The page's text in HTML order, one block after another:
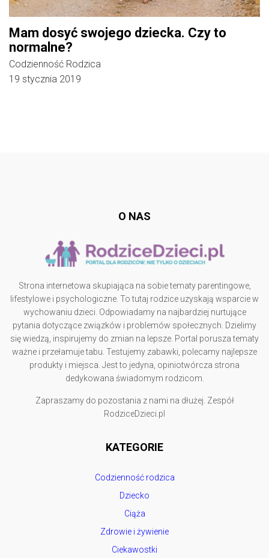
Mam dosyć swojego dziecka. Czy to
normalne?
Codzienność Rodzica
19 stycznia 2019
O NAS
Strona internetowa skupiająca na sobie tematy parentingowe,
lifestylowe i psychologiczne. To tutaj rodzice uzyskają wsparcie w
wychowaniu dzieci. Odpowiadamy na najbardziej nurtujące
pytania dotyczące związków i problemów społecznych. Dzielimy
się wiedzą, inspirujemy do zmian na lepsze. Portal porusza tematy
ważne i przełamuje tabu. Testujemy zabawki, polecamy najlepsze
produkty i miejsca. Jest to jedyna, opiniotwórcza strona
dedykowana świadomym rodzicom.
Zapraszamy do pozostania z nami na dłużej. Zespół
RodziceDzieci.pl
KATEGORIE
Codzienność rodzica
Dziecko
Ciąża
Zdrowie i żywienie
Ciekawostki